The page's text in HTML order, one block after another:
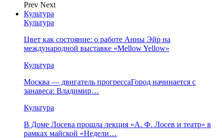
Prev Next
Культура
Культура
Цвет как состояние: о работе Анны Эйр на
международной выставке «Mellow Yellow»
Культура
Москва — двигатель прогрессаГород начинается с
занавеса: Владимир…
Культура
В Доме Лосева прошла лекция «А. Ф. Лосев и театр» в
рамках майской «Недели…